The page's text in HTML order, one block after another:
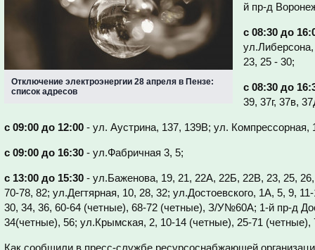
Отключение электроэнергии 28 апреля в Пензе:
список адресов
й пр-д
с 08:30 до
23, 25 - 30;
с 08:30 до
39, 37г, 37в,
с 09:00 до 12:00 - ул. Аустрина, 137, 139В; ул. Компрессорная,
с 09:00 до 16:30 - ул.Фабричная 3, 5;
с 13:00 до 15:30 - ул.Баженова, 19, 21, 22А, 22Б, 22В, 23, 25,
70-78, 82; ул.Дегтярная, 10, 28, 32; ул.Достоевского, 1А, 5, 9,
30, 34, 36, 60-64 (четные), 68-72 (четные), З/У№60А; 1-й пр-д
34(четные), 56; ул.Крымская, 2, 10-14 (четные), 25-71
Как сообщили в пресс-службе ресурсоснабжающей